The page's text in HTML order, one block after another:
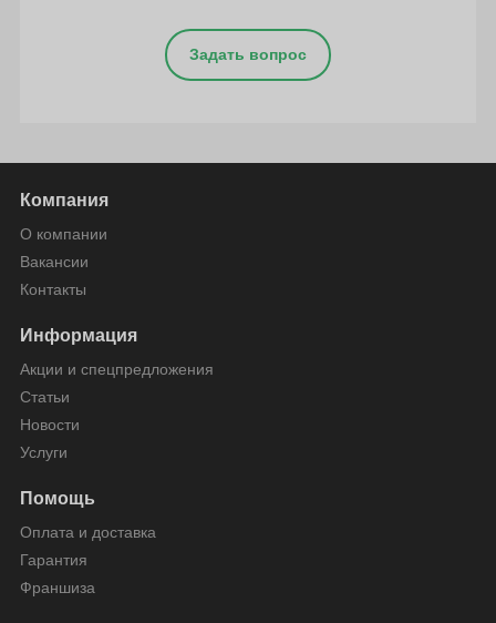
Задать вопрос
Компания
О компании
Вакансии
Контакты
Информация
Акции и спецпредложения
Статьи
Новости
Услуги
Помощь
Оплата и доставка
Гарантия
Франшиза